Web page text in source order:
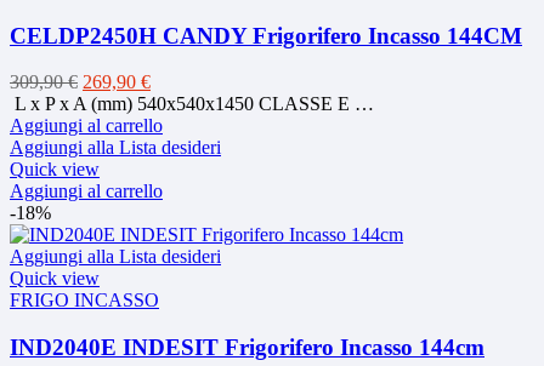
CELDP2450H CANDY Frigorifero Incasso 144CM
309,90€ Il
prezzo
originale
era:
309,90 €.
269,90 €Il
prezzo
attuale
è:
L x P x A (mm) 540x540x1450 CLASSE E …
Aggiungi al carrello
Aggiungi alla Lista desideri
Quick view
Aggiungi al carrello
-18%
Aggiungi alla Lista desideri
Quick view
FRIGO INCASSO
IND2040E INDESIT Frigorifero Incasso 144cm